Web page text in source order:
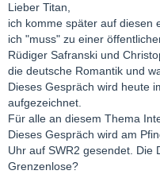
Lieber Titan,
ich komme später auf diesen
ich "muss" zu einer
Rüdiger Safranski und
die deutsche Romantik und
Dieses Gespräch wird heute
aufgezeichnet.
Für alle an diesem Thema
Dieses Gespräch wird am
Uhr auf SWR2 gesendet. Die
Grenzenlose?